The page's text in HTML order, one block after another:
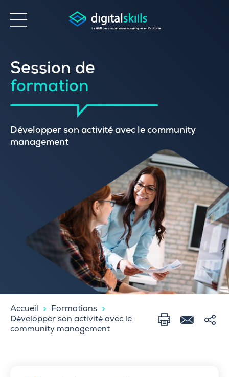
Accessibilité
Session de
formation
Développer son activité avec le community
management
Accueil
Formations
Développer son activité avec le
community management